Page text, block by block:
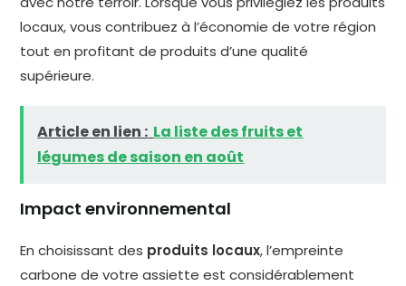
locaux, vous contribuez à l’économie de votre région
tout en profitant de produits d’une qualité
supérieure.
Article en lien : La liste des fruits et
légumes de saison en août
Impact environnemental
En choisissant des produits locaux, l’empreinte
carbone de votre assiette est considérablement